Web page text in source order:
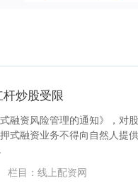
炒股受限
融资风险管理的通知》，对
式融资业务不得向自然人提
栏目： 线上配资网